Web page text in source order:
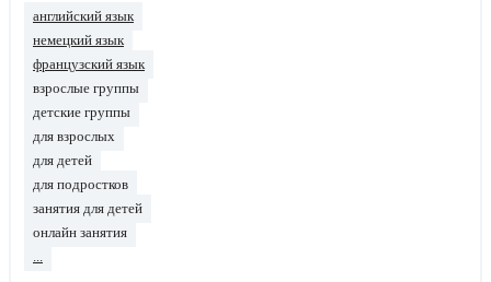
английский язык
немецкий язык
французский язык
взрослые группы
детские группы
для взрослых
для детей
для подростков
занятия для детей
онлайн занятия
...